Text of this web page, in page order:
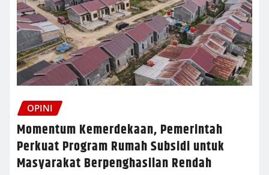
OPINI
Momentum Kemerdekaan, Pemerintah
Perkuat Program Rumah Subsidi untuk
Masyarakat Berpenghasilan Rendah